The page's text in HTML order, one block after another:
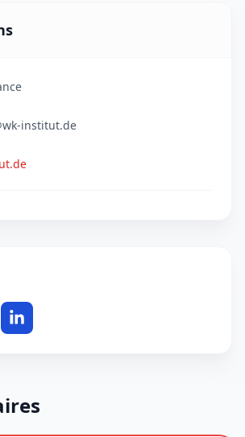
institut.de